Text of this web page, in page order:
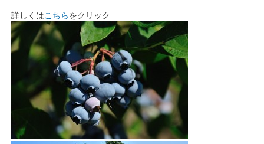
詳しくはこちらをクリック